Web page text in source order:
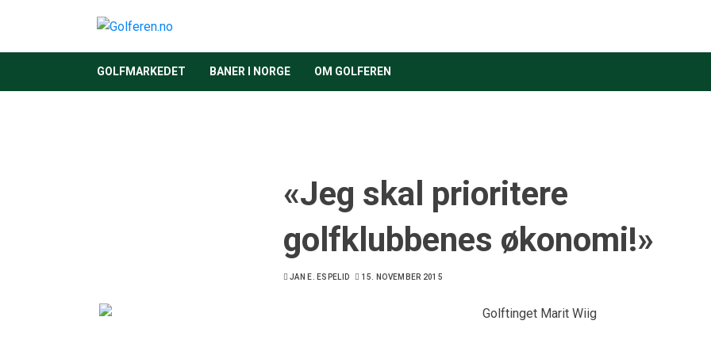
GOLFMARKEDET BANER I NORGE OM GOLFEREN
«Jeg skal prioritere
golfklubbenes økonomi!»
JAN E. ESPELID 15. NOVEMBER 2015